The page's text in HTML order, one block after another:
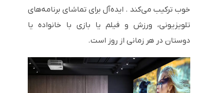
خوب ترکیب می‌کند . ایده‌آل برای تماشای برنامه‌های
تلویزیونی، ورزش و فیلم یا بازی با خانواده یا
دوستان در هر زمانی از روز است.